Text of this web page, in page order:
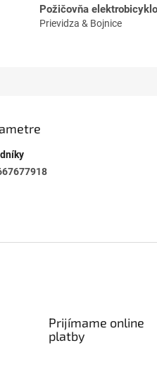
Požičovňa
Prievidza & Bojnice
Prijímame online
platby